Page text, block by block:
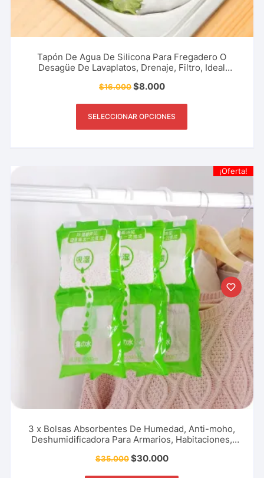
Tapón De Agua De Silicona Para Fregadero O
Desagüe De Lavaplatos, Drenaje, Filtro, Ideal
$16.000$8.000
SELECCIONAR OPCIONES
¡Oferta!
3 x Bolsas Absorbentes De Humedad, Anti-moho,
Deshumidificadora Para Armarios, Habitaciones,
$35.000$30.000